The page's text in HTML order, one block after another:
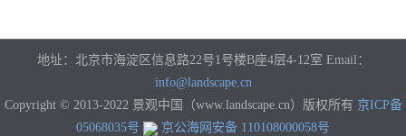
地址：北京市海淀区信息路22号1号楼B座4层4-12室 Email：
info@landscape.cn
Copyright © 2013-2022 景观中国（www.landscape.cn）版权所有 京ICP备
05068035号
京公海网安备 110108000058号